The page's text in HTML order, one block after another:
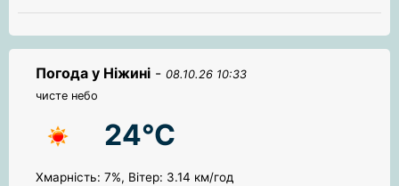
Погода у Ніжині - 08.10.26 10:33
чисте небо
24°C
Хмарність: 7%, Вітер: 3.14 км/год